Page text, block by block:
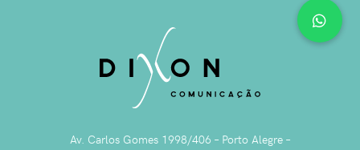
Av. Carlos Gomes 1998/406 – Porto Alegre –